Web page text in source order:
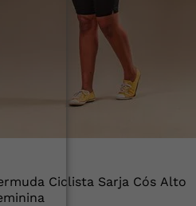
Ciclista Sarja Cós Alto